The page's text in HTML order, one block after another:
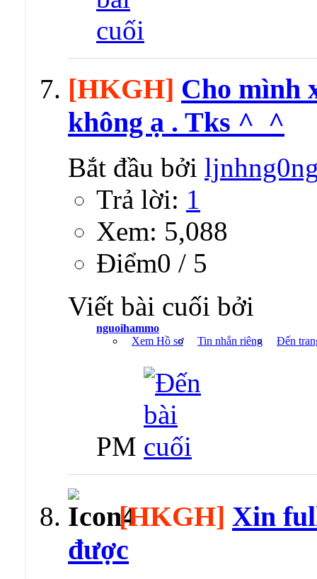
[HKGH] Cho mình
không ạ . Tks ^_^
Bắt đầu bởi
Trả lời: 1
Xem: 5,088
Ðiểm0 / 5
Viết bài cuối bởi
nguoihammo
Xem Hồ sơ
Tin nhắn riêng Đến
PM
[HKGH] Xin
được